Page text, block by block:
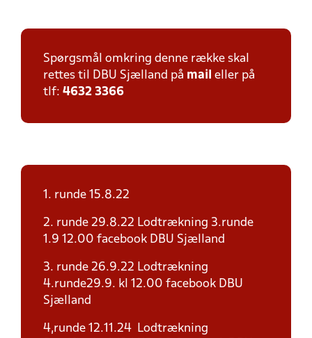
Spørgsmål omkring denne række skal
rettes til DBU Sjælland på mail eller på
tlf: 4632 3366
1. runde 15.8.22
2. runde 29.8.22 Lodtrækning 3.runde
1.9 12.00 facebook DBU Sjælland
3. runde 26.9.22 Lodtrækning
4.runde29.9. kl 12.00 facebook DBU
Sjælland
4,runde 12.11.24 Lodtrækning